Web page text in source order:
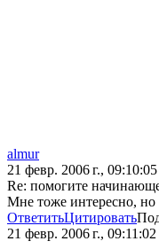
almur
21 февр. 2006 г., 09:10:05
Re: помогите
Мне тоже интересно,
ОтветитьЦитировать
21 февр. 2006 г., 09:11:02